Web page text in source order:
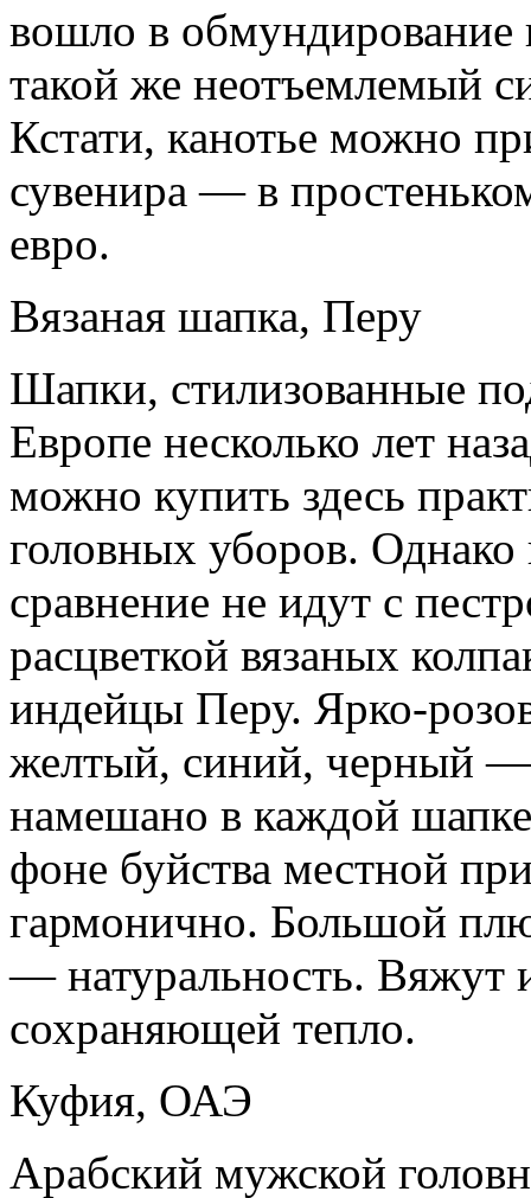
вошло в обмундирование
такой же неотъемлемый
Кстати, канотье можно
сувенира — в
евро.
Вязаная шапка, Перу
Шапки, стилизованные
Европе несколько лет
можно купить здесь
головных уборов.
сравнение не идут с
расцветкой вязаных
индейцы Перу. Ярко-
желтый, синий, черный —
намешано в каждой
фоне буйства местной
гармонично. Большой
— натуральность. Вяжут
сохраняющей тепло.
Куфия, ОАЭ
Арабский мужской